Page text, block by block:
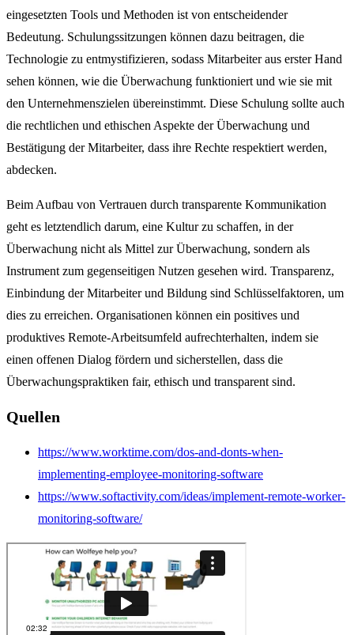
eingesetzten Tools und Methoden ist von entscheidender
Bedeutung. Schulungssitzungen können dazu beitragen, die
Technologie zu entmystifizieren, sodass Mitarbeiter aus erster Hand
sehen können, wie die Überwachung funktioniert und wie sie mit
den Unternehmenszielen übereinstimmt. Diese Schulung sollte auch
die rechtlichen und ethischen Aspekte der Überwachung und
Bestätigung der Mitarbeiter, dass ihre Rechte respektiert werden,
abdecken.
Beim Aufbau von Vertrauen durch transparente Kommunikation
geht es letztendlich darum, eine Kultur zu schaffen, in der
Überwachung nicht als Mittel zur Überwachung, sondern als
Instrument zum gegenseitigen Nutzen gesehen wird. Transparenz,
Einbindung der Mitarbeiter und Bildung sind Schlüsselfaktoren, um
dies zu erreichen. Organisationen können ein positives und
produktives Remote-Arbeitsumfeld aufrechterhalten, indem sie
einen offenen Dialog fördern und sicherstellen, dass die
Überwachungspraktiken fair, ethisch und transparent sind.
Quellen
https://www.worktime.com/dos-and-donts-when-
implementing-employee-monitoring-software
https://www.softactivity.com/ideas/implement-remote-worker-
monitoring-software/